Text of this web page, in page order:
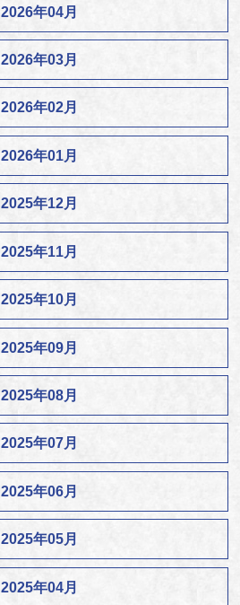
2026年04月
2026年03月
2026年02月
2026年01月
2025年12月
2025年11月
2025年10月
2025年09月
2025年08月
2025年07月
2025年06月
2025年05月
2025年04月